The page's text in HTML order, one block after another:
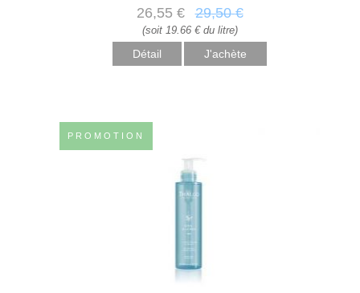
26,55 € 29,50 €
(soit 19.66 € du litre)
Détail
PROMOTION